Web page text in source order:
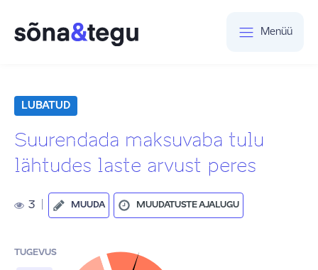
Menüü
LUBATUD
Suurendada maksuvaba tulu
lähtudes laste arvust peres
3 MUUDA MUUDATUSTE AJALUGU
TUGEVUS